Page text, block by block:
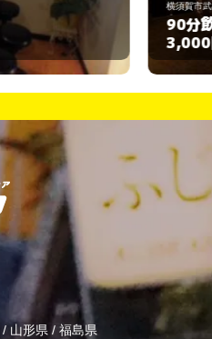
/ 山形県/ 福島県